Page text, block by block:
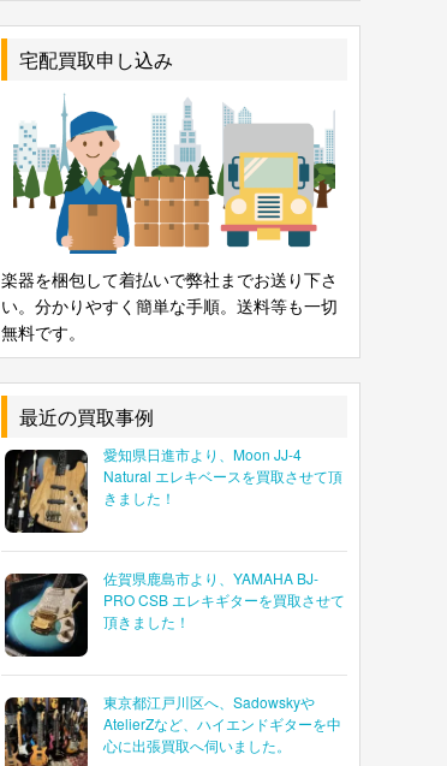
宅配買取申し込み
楽器を梱包して着払いで弊社までお送り下さ
い。分かりやすく簡単な手順。送料等も一切
無料です。
最近の買取事例
愛知県日進市より、Moon JJ-4
Natural エレキベースを買取させて頂
きました！
佐賀県鹿島市より、YAMAHA BJ-
PRO CSB エレキギターを買取させて
頂きました！
東京都江戸川区へ、Sadowskyや
AtelierZなど、ハイエンドギターを中
心に出張買取へ伺いました。